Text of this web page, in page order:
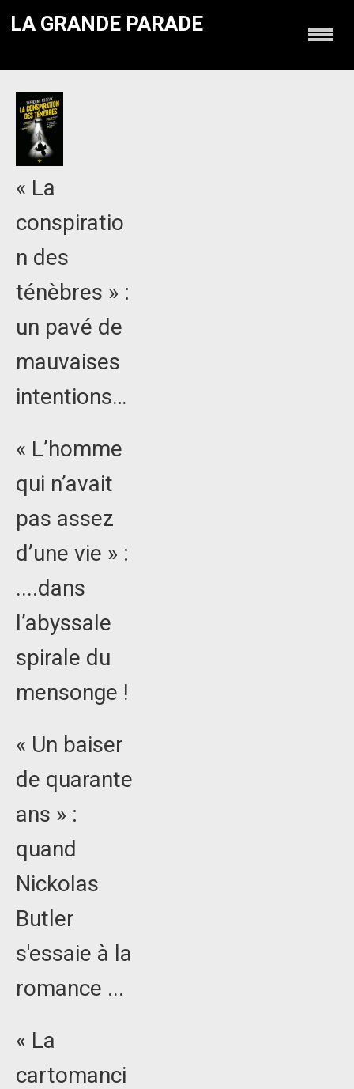
LA GRANDE PARADE
« La
conspiratio
n des
ténèbres » :
un pavé de
mauvaises
intentions…
« L’homme
qui n’avait
pas assez
d’une vie » :
....dans
l’abyssale
spirale du
mensonge !
« Un baiser
de quarante
ans » :
quand
Nickolas
Butler
s'essaie à la
romance ...
« La
cartomanci